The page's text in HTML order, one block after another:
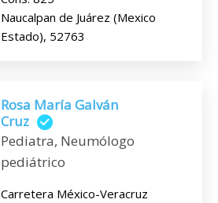
Naucalpan de Juárez (Mexico
Estado), 52763
Rosa María Galván
Cruz
Pediatra, Neumólogo
pediátrico
Carretera México-Veracruz